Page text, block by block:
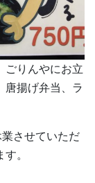
ごりんやにお立
唐揚げ弁当、ラ
させていただ
。